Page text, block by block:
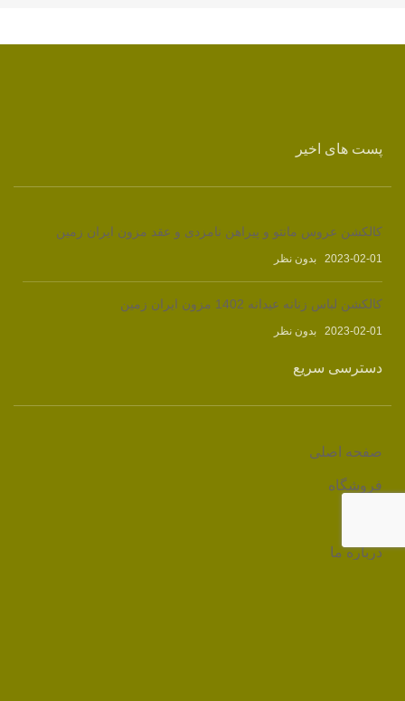
پست های اخیر
کالکشن عروس مانتو و پیراهن نامزدی و عقد مزون ایران زمین
2023-02-01 بدون نظر
کالکشن لباس زنانه عیدانه 1402 مزون ایران زمین
2023-02-01 بدون نظر
دسترسی سریع
صفحه اصلی
فروشگاه
درباره ما